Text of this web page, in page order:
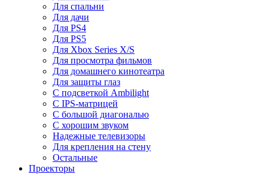
Для спальни
Для дачи
Для PS4
Для PS5
Для Xbox Series X/S
Для просмотра фильмов
Для домашнего кинотеатра
Для защиты глаз
С подсветкой Ambilight
C IPS-матрицей
С большой диагональю
С хорошим звуком
Надежные телевизоры
Для крепления на стену
Остальные
Проекторы